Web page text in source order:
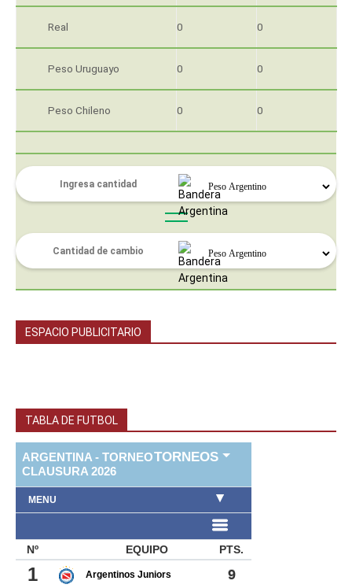
Real 0 0
Peso Uruguayo 0 0
Peso Chileno 0 0
ESPACIO PUBLICITARIO
TABLA DE FUTBOL